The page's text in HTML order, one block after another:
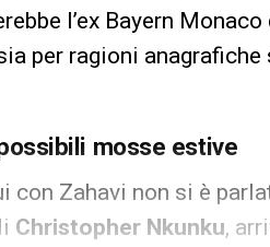
l’ex Bayern
per ragioni
mosse estive
con Zahavi non si è
Christopher Nkunku,